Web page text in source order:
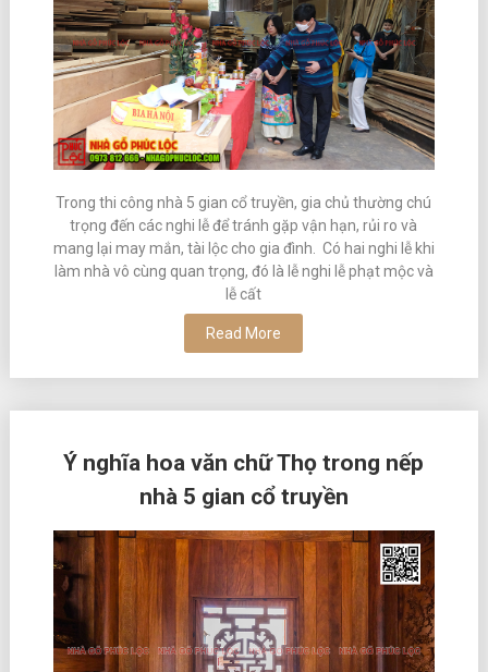
Trong thi công nhà 5 gian cổ truyền, gia chủ thường chú
trọng đến các nghi lễ để tránh gặp vận hạn, rủi ro và
mang lại may mắn, tài lộc cho gia đình. Có hai nghi lễ khi
làm nhà vô cùng quan trọng, đó là lễ nghi lễ phạt mộc và
lễ cất
Read More
Ý nghĩa hoa văn chữ Thọ trong nếp
nhà 5 gian cổ truyền